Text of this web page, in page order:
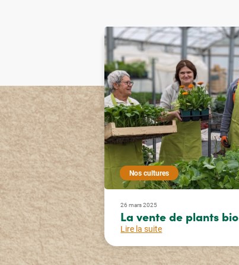
Nos cultures
26 mars 2025
La vente de plants bio
Lire la suite